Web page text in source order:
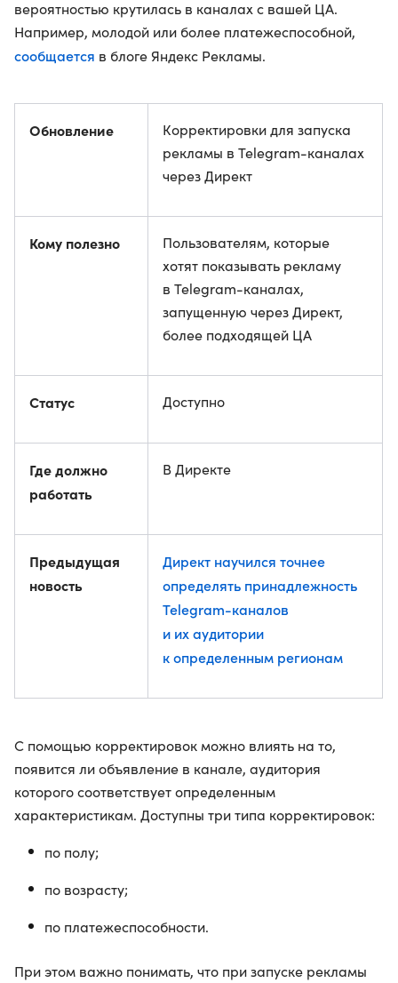
вероятностью крутилась в каналах с вашей ЦА.
Например, молодой или более платежеспособной,
сообщается в блоге Яндекс Рекламы.
Обновление
Корректировки для запуска
рекламы в Telegram-каналах
через Директ
Кому полезно
Пользователям, которые
хотят показывать рекламу
в Telegram-каналах,
запущенную через Директ,
более подходящей ЦА
Статус Доступно
Где должно
работать
В Директе
Предыдущая
новость
Директ научился точнее
определять принадлежность
Telegram-каналов
и их аудитории
к определенным регионам
С помощью корректировок можно влиять на то,
появится ли объявление в канале, аудитория
которого соответствует определенным
характеристикам. Доступны три типа корректировок:
по полу;
по возрасту;
по платежеспособности.
При этом важно понимать, что при запуске рекламы